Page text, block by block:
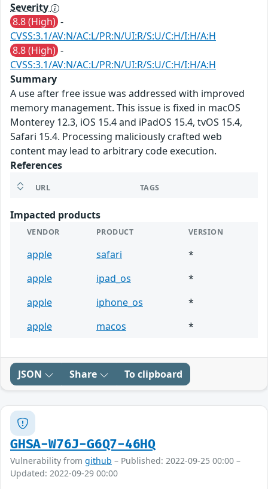
Severity
8.8 (High) -
CVSS:3.1/AV:N/AC:L/PR:N/UI:R/S:U/C:H/I:H/A:H
8.8 (High) -
CVSS:3.1/AV:N/AC:L/PR:N/UI:R/S:U/C:H/I:H/A:H
Summary
A use after free issue was addressed with improved
memory management. This issue is fixed in macOS
Monterey 12.3, iOS 15.4 and iPadOS 15.4, tvOS 15.4,
Safari 15.4. Processing maliciously crafted web
content may lead to arbitrary code execution.
References
URL TAGS
Impacted products
VENDOR PRODUCT VERSION
apple safari
*
apple
ipad_os
*
apple
iphone_os
*
apple
macos *
JSON Share To clipboard
GHSA-W76J-G6Q7-46HQ
Vulnerability from github – Published: 2022-09-25 00:00 –
Updated: 2022-09-29 00:00